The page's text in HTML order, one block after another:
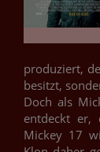
produziert,
besitzt,
Doch als
entdeckt er,
Mickey 17